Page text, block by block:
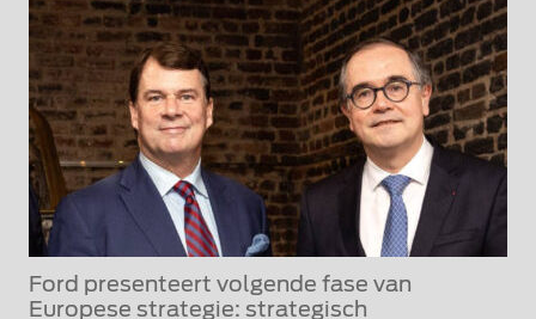
Ford presenteert volgende fase van
Europese strategie: strategisch